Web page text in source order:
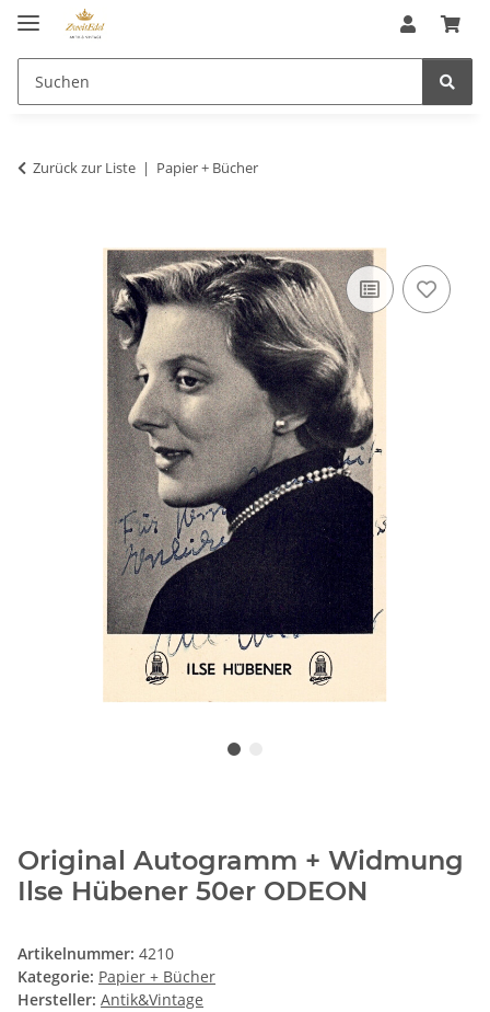
Zurück zur Liste Papier + Bücher
Original Autogramm + Widmung
Ilse Hübener 50er ODEON
Artikelnummer: 4210
Kategorie: Papier + Bücher
Hersteller: Antik&Vintage